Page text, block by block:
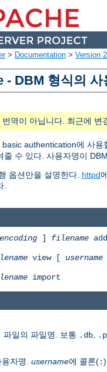
> Documentation > Version
- DBM 형식의
역이 아닙니다. 최근에 변
basic authentication에 사
줄 수 있다. 사용자명이
옵션만을 설명한다. httpd
.
encoding ] filename
view [ username
import
파일의 파일명. 보통 .db
자명. username에 콜론(: